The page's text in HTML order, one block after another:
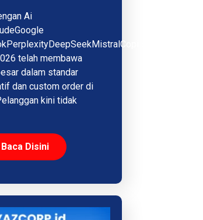
Ai
telah membawa
dalam standar
dan custom order di
kini tidak
Baca Disini